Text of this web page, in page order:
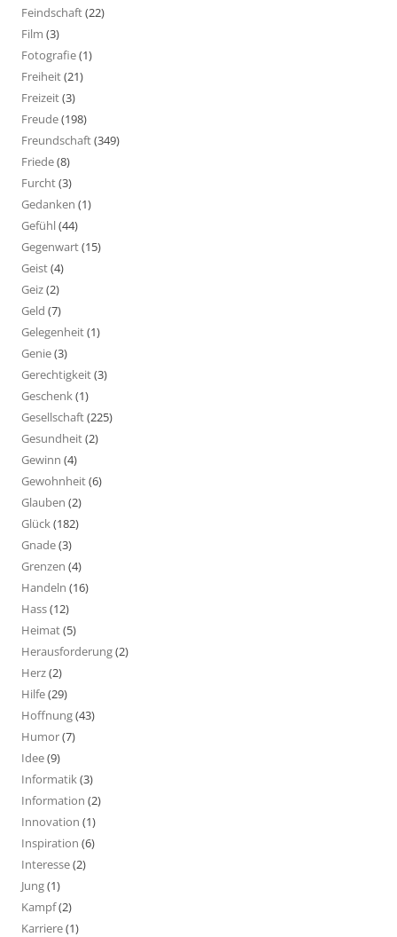
Feindschaft(22)
Film (3)
Fotografie(1)
Freiheit(21)
Freizeit(3)
Freude(198)
Freundschaft(349)
Friede(8)
Furcht(3)
Gedanken (1)
Gefühl(44)
Gegenwart(15)
Geist(4)
Geiz(2)
Geld (7)
Gelegenheit(1)
Genie(3)
Gerechtigkeit(3)
Geschenk(1)
Gesellschaft(225)
Gesundheit(2)
Gewinn (4)
Gewohnheit(6)
Glauben (2)
Glück(182)
Gnade(3)
Grenzen (4)
Handeln (16)
Hass(12)
Heimat(5)
Herausforderung(2)
Herz(2)
Hilfe(29)
Hoffnung(43)
Humor(7)
Idee(9)
Informatik(3)
Information (2)
Innovation (1)
Inspiration (6)
Interesse(2)
Jung(1)
Kampf(2)
Karriere(1)